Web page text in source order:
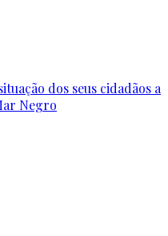
dos seus cidadãos a
Negro